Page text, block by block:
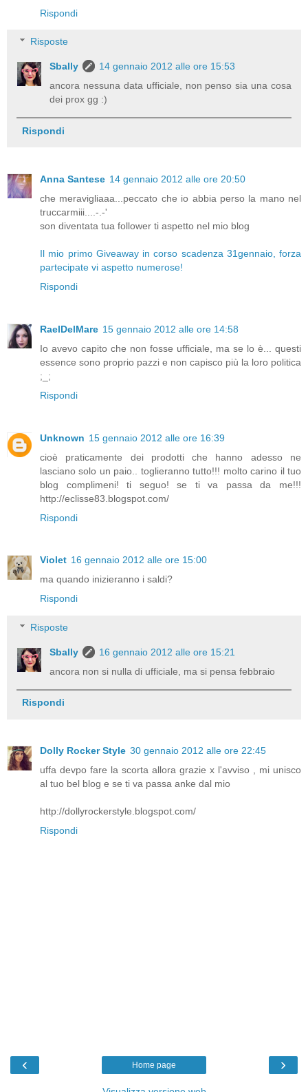
Rispondi
Risposte
Sbally
14 gennaio 2012 alle ore 15:53
ancora nessuna data ufficiale, non penso sia una cosa
dei prox gg :)
Rispondi
Anna Santese 14 gennaio 2012 alle ore 20:50
che meravigliaaa...peccato che io abbia perso la mano nel
truccarmiii....-.-'
son diventata tua follower ti aspetto nel mio blog
Il mio primo Giveaway in corso scadenza 31gennaio, forza
partecipate vi aspetto numerose!
Rispondi
RaelDelMare 15 gennaio 2012 alle ore 14:58
Io avevo capito che non fosse ufficiale, ma se lo è... questi
essence sono proprio pazzi e non capisco più la loro politica
;_;
Rispondi
Unknown 15 gennaio 2012 alle ore 16:39
cioè praticamente dei prodotti che hanno adesso ne
lasciano solo un paio.. toglieranno tutto!!! molto carino il tuo
blog complimeni! ti seguo! se ti va passa da me!!!
http://eclisse83.blogspot.com/
Rispondi
Violet 16 gennaio 2012 alle ore 15:00
ma quando inizieranno i saldi?
Rispondi
Risposte
Sbally
16 gennaio 2012 alle ore 15:21
ancora non si nulla di ufficiale, ma si pensa febbraio
Rispondi
Dolly Rocker Style 30 gennaio 2012 alle ore 22:45
uffa devpo fare la scorta allora grazie x l'avviso , mi unisco
al tuo bel blog e se ti va passa anke dal mio
http://dollyrockerstyle.blogspot.com/
Rispondi
‹ ›
Home page